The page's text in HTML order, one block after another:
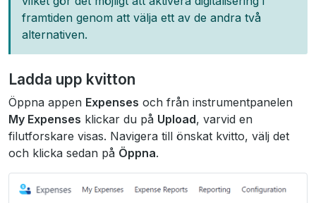
framtiden genom att välja ett av de andra två
alternativen.
Ladda upp kvitton
Öppna appen Expenses och från instrumentpanelen
My Expenses klickar du på Upload, varvid en
filutforskare visas. Navigera till önskat kvitto, välj det
och klicka sedan på Öppna.